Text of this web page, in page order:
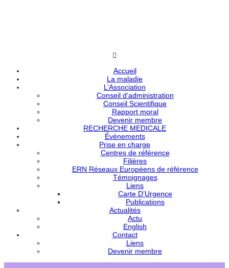
Accueil
La maladie
L’Association
Conseil d’administration
Conseil Scientifique
Rapport moral
Devenir membre
RECHERCHE MEDICALE
Événements
Prise en charge
Centres de référence
Filières
ERN Réseaux Européens de référence
Témoignages
Liens
Carte D’Urgence
Publications
Actualités
Actu
English
Contact
Liens
Devenir membre